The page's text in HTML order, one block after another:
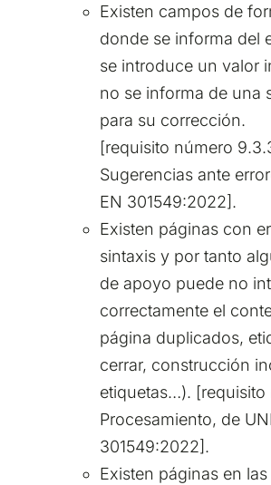
Existen campos de
donde se informa del
se introduce un valor
no se informa de una
para su corrección.
[requisito número
Sugerencias ante
EN 301549:2022].
Existen páginas con
sintaxis y por tanto
de apoyo puede no
correctamente el
página duplicados,
cerrar, construcción
etiquetas…). [requisito
Procesamiento, de
301549:2022].
Existen páginas en